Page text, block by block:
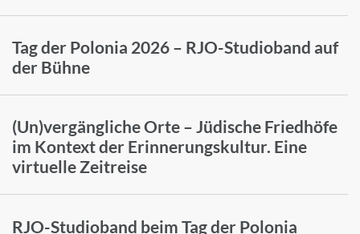
Tag der Polonia 2026 – RJO-Studioband auf
der Bühne
(Un)vergängliche Orte – Jüdische Friedhöfe
im Kontext der Erinnerungskultur. Eine
virtuelle Zeitreise
RJO-Studioband beim Tag der Polonia